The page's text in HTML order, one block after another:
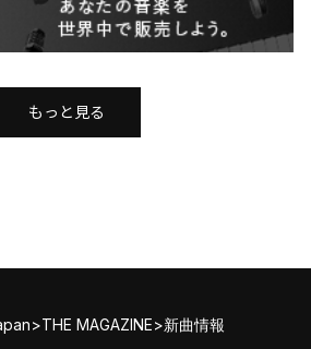
もっと見る
>THE MAGAZINE>新曲情報